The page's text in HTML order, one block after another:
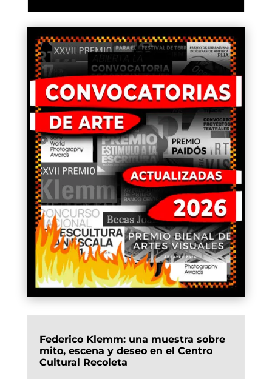
Federico Klemm: una muestra sobre
mito, escena y deseo en el Centro
Cultural Recoleta